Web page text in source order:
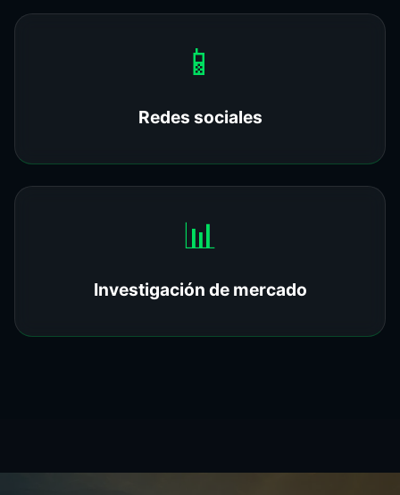
📱
Redes sociales
📊
Investigación de mercado